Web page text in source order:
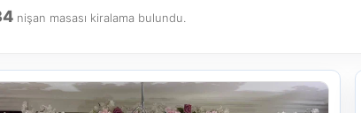
nişan masası kiralama bulundu.